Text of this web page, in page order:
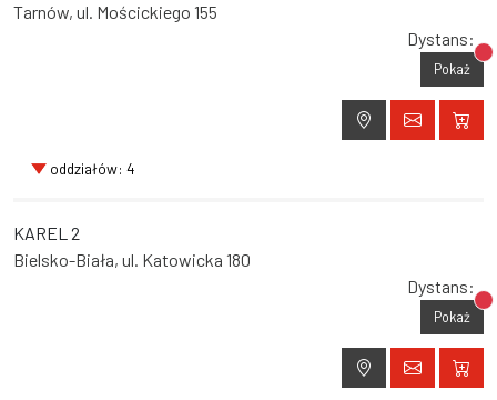
Tarnów, ul. Mościckiego 155
Dystans:
Pokaż
oddziałów: 4
KAREL 2
Bielsko-Biała, ul. Katowicka 180
Dystans:
Pokaż